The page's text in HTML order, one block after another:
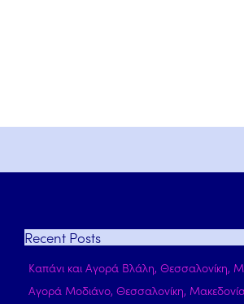
Recent Posts
Καπάνι και Αγορά Βλάλη, Θεσσαλονίκη,
Αγορά Μοδιάνο, Θεσσαλονίκη,